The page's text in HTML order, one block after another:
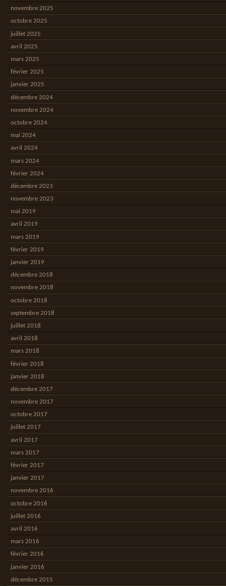
novembre 2025
octobre 2025
juillet 2025
avril 2025
mars 2025
février 2025
janvier 2025
décembre 2024
novembre 2024
octobre 2024
mai 2024
avril 2024
mars 2024
février 2024
décembre 2023
novembre 2023
mai 2019
avril 2019
mars 2019
février 2019
janvier 2019
décembre 2018
novembre 2018
octobre 2018
septembre 2018
juillet 2018
avril 2018
mars 2018
février 2018
janvier 2018
décembre 2017
novembre 2017
octobre 2017
juillet 2017
avril 2017
mars 2017
février 2017
janvier 2017
novembre 2016
octobre 2016
juillet 2016
avril 2016
mars 2016
février 2016
janvier 2016
décembre 2015